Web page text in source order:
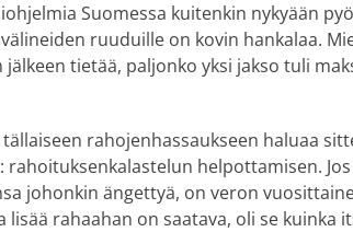
Suomessa kuitenkin nykyään
ruuduille on kovin hankalaa.
tietää, paljonko yksi jakso tuli
rahojenhassaukseen haluaa
rahoituksenkalastelun helpottamisen.
johonkin ängettyä, on veron
lisää rahaahan on saatava, oli se kuinka